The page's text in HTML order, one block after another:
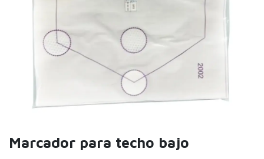
Marcador para techo bajo